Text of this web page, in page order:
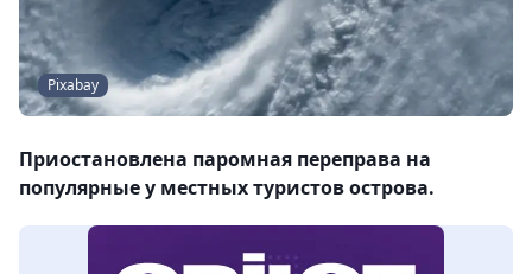
Pixabay
Приостановлена паромная переправа на
популярные у местных туристов острова.